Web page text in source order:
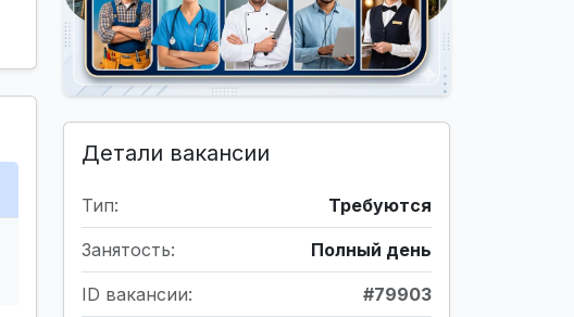
Детали вакансии
Тип: Требуются
Занятость: Полный день
ID вакансии: #79903